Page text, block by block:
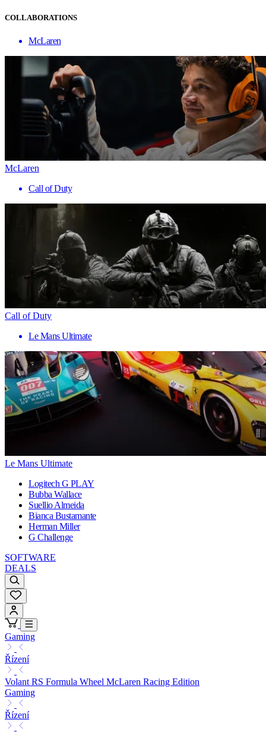
COLLABORATIONS
McLaren
McLaren
Call of Duty
Call of Duty
Le Mans Ultimate
Le Mans Ultimate
Logitech G PLAY
Bubba Wallace
Suellio Almeida
Bianca Bustamante
Herman Miller
G Challenge
SOFTWARE
DEALS
Gaming
Řízení
Volant RS Formula Wheel McLaren Racing Edition
Gaming
Řízení